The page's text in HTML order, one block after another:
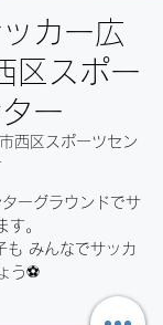
カー広
スポー
ー
西区スポーツセン
ーグラウンドでサ
す。
も みんなでサッカ
う⚽️